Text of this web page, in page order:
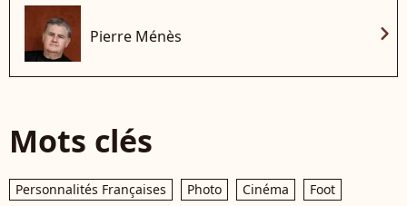
Pierre Ménès chevron_right
Mots clés
Personnalités Françaises Photo Cinéma
Foot